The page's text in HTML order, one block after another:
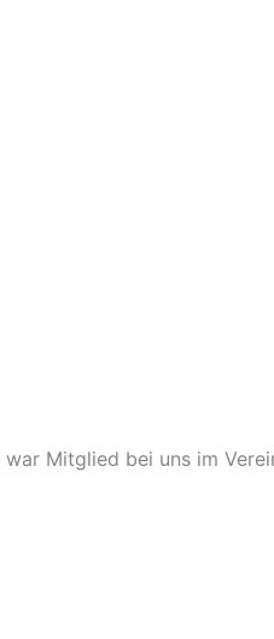
Mitglied bei uns im